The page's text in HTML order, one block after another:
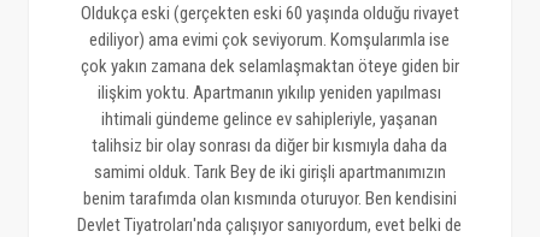
Oldukça eski (gerçekten eski 60 yaşında olduğu rivayet
ediliyor) ama evimi çok seviyorum. Komşularımla ise
çok yakın zamana dek selamlaşmaktan öteye giden bir
ilişkim yoktu. Apartmanın yıkılıp yeniden yapılması
ihtimali gündeme gelince ev sahipleriyle, yaşanan
talihsiz bir olay sonrası da diğer bir kısmıyla daha da
samimi olduk. Tarık Bey de iki girişli apartmanımızın
benim tarafımda olan kısmında oturuyor. Ben kendisini
Devlet Tiyatroları'nda çalışıyor sanıyordum, evet belki de